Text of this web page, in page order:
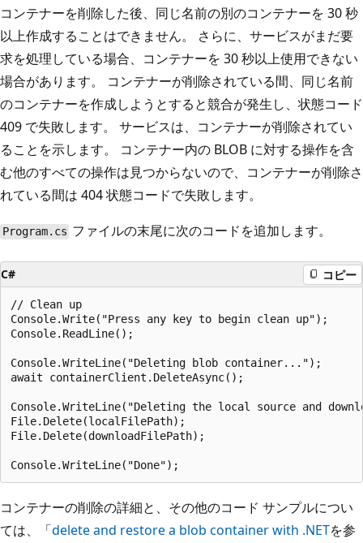
コンテナーを削除した後、同じ名前の別のコンテナーを 30 秒
以上作成することはできません。 さらに、サービスがまだ要
求を処理している場合、コンテナーを 30 秒以上使用できない
場合があります。 コンテナーが削除されている間、同じ名前
のコンテナーを作成しようとすると競合が発生し、状態コード
409 で失敗します。 サービスは、コンテナーが削除されてい
ることを示します。 コンテナー内の BLOB に対する操作を含
む他のすべての操作は見つからないので、コンテナーが削除さ
れている間は 404 状態コードで失敗します。
Program.cs ファイルの末尾に次のコードを追加します。
C# コピー
// Clean up
Console.Write("Press any key to begin clean up");
Console.ReadLine();
Console.WriteLine("Deleting blob container...");
await containerClient.DeleteAsync();
Console.WriteLine("Deleting the local source and
File.Delete(localFilePath);
File.Delete(downloadFilePath);
コンテナーの削除の詳細と、その他のコード サンプルについ
ては、「delete and restore a blob container with .NETを参